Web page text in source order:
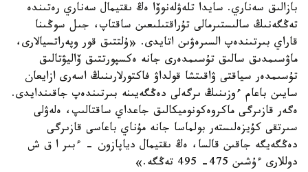
بازالىق سەناري. سايدا تلەۋلەنوۆا ەڭ ىقتيمال سەناري رەتىندە
تەڭگەنىڭ سالىستىرمالى تۇراقتىلىعىن ساقتاپ، جىل سوڭىنا
قاراي بىرتىندەپ السىرەۋىن اتايدى. «ۇلتتىق قور وپەراتسيالارى،
ماۋسىمدىق سالىق تۇسىمدەرى جانە ەكسپورتتىق ۆاليۋتالىق
تۇسىمدەر سياقتى ۋاقىتشا قولداۋ فاكتورلارىنىڭ اسەرى ازايعان
سايىن باعام ءوزىنىڭ ىرگەلى دەڭگەيىنە بىرتىندەپ جاقىندايدى.
ەگەر قازىرگى ماكروەكونوميكالىق جاعداي ساقتالىپ، ەلەۋلى
سىرتقى كۇيزەلىستەر بولماسا جانە مۇناي باعاسى قازىرگى
دەڭگەيگە جاقىن قالسا، ەڭ ىقتيمال دياپازون - ءبىر ا ق ش
دوللارى ءۇشىن 475- 495 تەڭگە.»